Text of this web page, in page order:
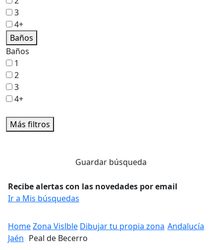
3
4+
Baños
Baños
1
2
3
4+
Más filtros
Guardar búsqueda
Recibe alertas con las novedades por email
Ir a Mis búsquedas
HomeZona Vislble Dibujar tu propia zona Andalucía
Jaén Peal de Becerro